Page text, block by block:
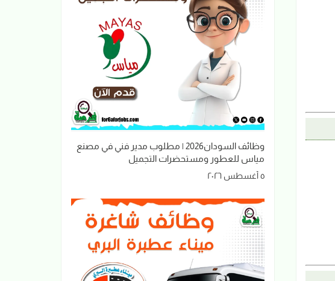
وظائف السودان2026 | مطلوب مدير فني في مصنع
مياس للعطور ومستحضرات التجميل
٥ أغسطس ٢٠٢٦